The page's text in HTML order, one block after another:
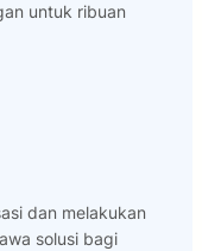
untuk ribuan
dan melakukan
solusi bagi